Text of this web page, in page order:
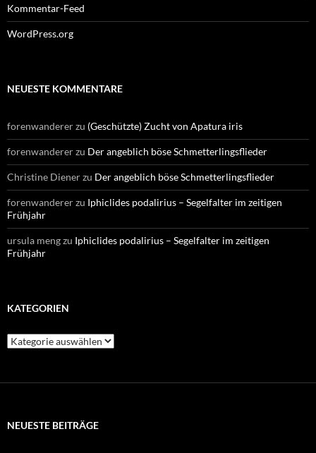
Kommentar-Feed
WordPress.org
NEUESTE KOMMENTARE
forenwandererzu (Geschützte) Zucht von Apatura iris
forenwandererzu Der angeblich böse Schmetterlingsflieder
Christine Dienerzu Der angeblich böse Schmetterlingsflieder
forenwandererzu Iphiclides podalirius – Segelfalter im zeitigen
Frühjahr
ursula mengzu Iphiclides podalirius – Segelfalter im zeitigen
Frühjahr
KATEGORIEN
Kategorien
NEUESTE BEITRÄGE